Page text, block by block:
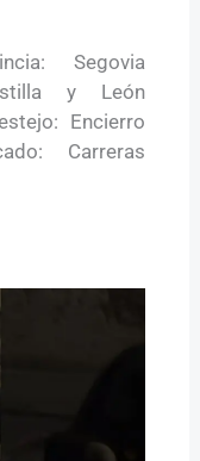
Segovia
y León
Encierro
Carreras